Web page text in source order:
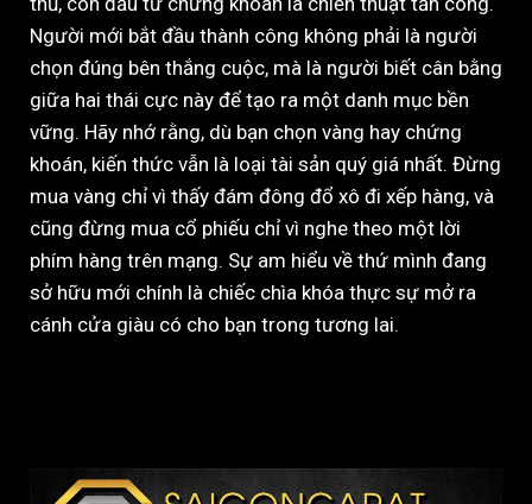
Người mới bắt đầu thành công không phải là người
chọn đúng bên thắng cuộc, mà là người biết cân bằng
giữa hai thái cực này để tạo ra một danh mục bền
vững. Hãy nhớ rằng, dù bạn chọn vàng hay chứng
khoán, kiến thức vẫn là loại tài sản quý giá nhất. Đừng
mua vàng chỉ vì thấy đám đông đổ xô đi xếp hàng, và
cũng đừng mua cổ phiếu chỉ vì nghe theo một lời
phím hàng trên mạng. Sự am hiểu về thứ mình đang
sở hữu mới chính là chiếc chìa khóa thực sự mở ra
cánh cửa giàu có cho bạn trong tương lai.